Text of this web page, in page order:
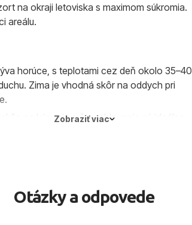
na okraji letoviska s maximom súkromia.
areálu.
horúce, s teplotami cez deň okolo 35–40
Zima je vhodná skôr na oddych pri
na kúpanie a šnorchlovanie sú ideálne
Zobraziť viac
Otázky a odpovede